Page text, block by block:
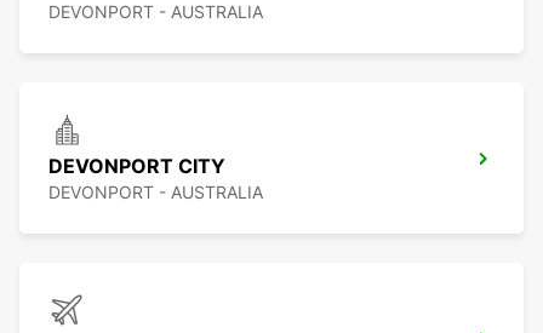
DEVONPORT - AUSTRALIA
DEVONPORT CITY
DEVONPORT - AUSTRALIA